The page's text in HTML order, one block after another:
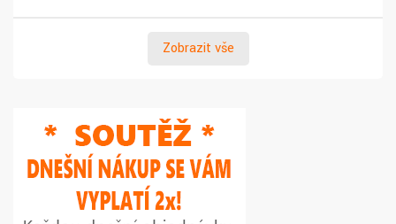
Zobrazit vše